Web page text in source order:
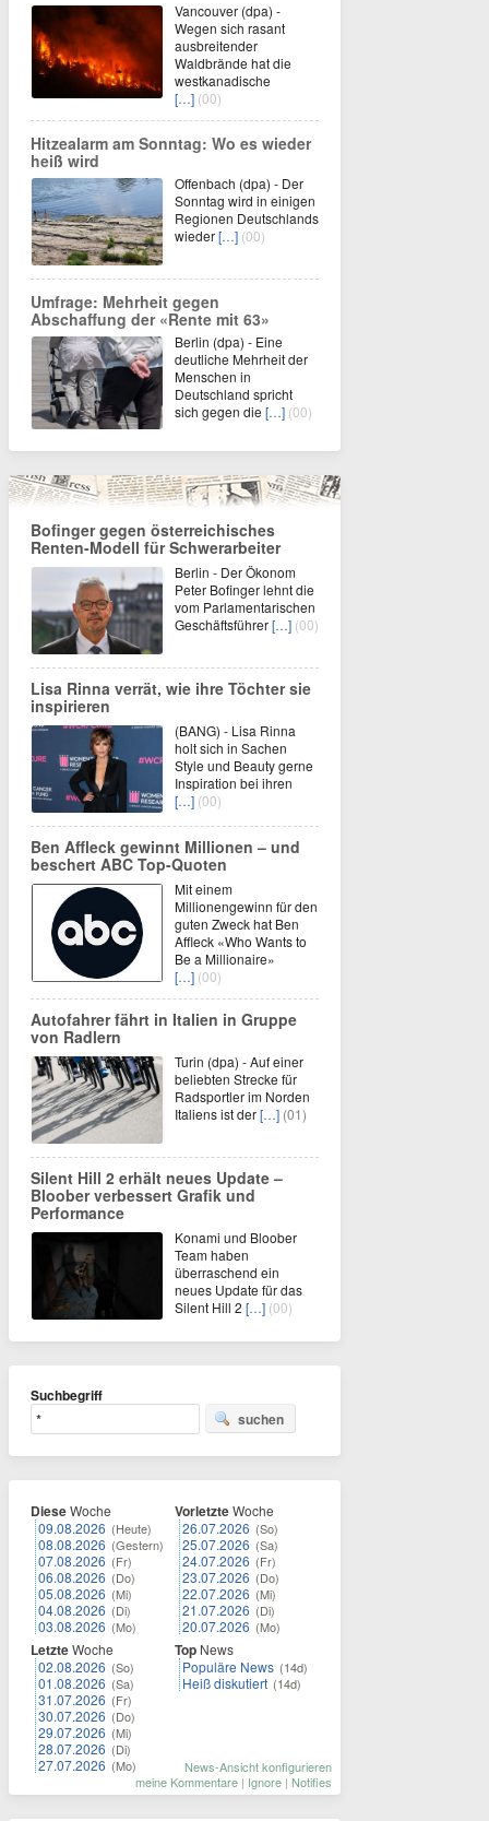
Vancouver (dpa) -
Wegen sich rasant
ausbreitender
Waldbrände hat die
westkanadische
[…] (00)
Hitzealarm am Sonntag: Wo es wieder
heiß wird
Offenbach (dpa) - Der
Sonntag wird in einigen
Regionen Deutschlands
wieder[…] (00)
Umfrage: Mehrheit gegen
Abschaffung der «Rente mit 63»
Berlin (dpa) - Eine
deutliche Mehrheit der
Menschen in
Deutschland spricht
sich gegen die […] (00)
Bofinger gegen österreichisches
Renten-Modell für Schwerarbeiter
Berlin - Der Ökonom
Peter Bofinger lehnt die
vom Parlamentarischen
Geschäftsführer[…] (00)
Lisa Rinna verrät, wie ihre Töchter sie
inspirieren
(BANG) - Lisa Rinna
holt sich in Sachen
Style und Beauty gerne
Inspiration bei ihren
[…] (00)
Ben Affleck gewinnt Millionen – und
beschert ABC Top-Quoten
Mit einem
Millionengewinn für den
guten Zweck hat Ben
Affleck «Who Wants to
Be a Millionaire»
[…] (00)
Autofahrer fährt in Italien in Gruppe
von Radlern
Turin (dpa) - Auf einer
beliebten Strecke für
Radsportler im Norden
Italiens ist der[…] (01)
Silent Hill 2 erhält neues Update –
Bloober verbessert Grafik und
Performance
Konami und Bloober
Team haben
überraschend ein
neues Update für das
Silent Hill 2 […] (00)
Suchbegriff
suchen
DieseWoche
09.08.2026 (Heute)
08.08.2026 (Gestern)
07.08.2026 (Fr)
06.08.2026 (Do)
05.08.2026 (Mi)
04.08.2026 (Di)
03.08.2026 (Mo)
LetzteWoche
02.08.2026 (So)
01.08.2026 (Sa)
31.07.2026 (Fr)
30.07.2026 (Do)
29.07.2026 (Mi)
28.07.2026 (Di)
27.07.2026 (Mo)
VorletzteWoche
26.07.2026 (So)
25.07.2026 (Sa)
24.07.2026 (Fr)
23.07.2026 (Do)
22.07.2026 (Mi)
21.07.2026 (Di)
20.07.2026 (Mo)
Top News
Populäre News (14d)
Heiß diskutiert (14d)
News-Ansicht konfigurieren
meine Kommentare | Ignore | Notifies